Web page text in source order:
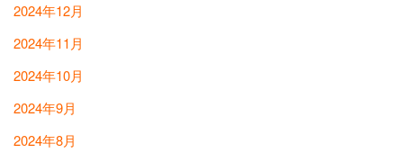
2024年12月
2024年11月
2024年10月
2024年9月
2024年8月